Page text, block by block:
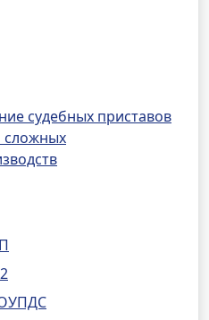
судебных приставов
сложных